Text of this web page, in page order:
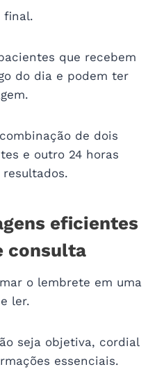
final.
que recebem
do dia e podem ter
de dois
e outro 24 horas
eficientes
consulta
o lembrete em uma
ler.
seja objetiva, cordial
essenciais.